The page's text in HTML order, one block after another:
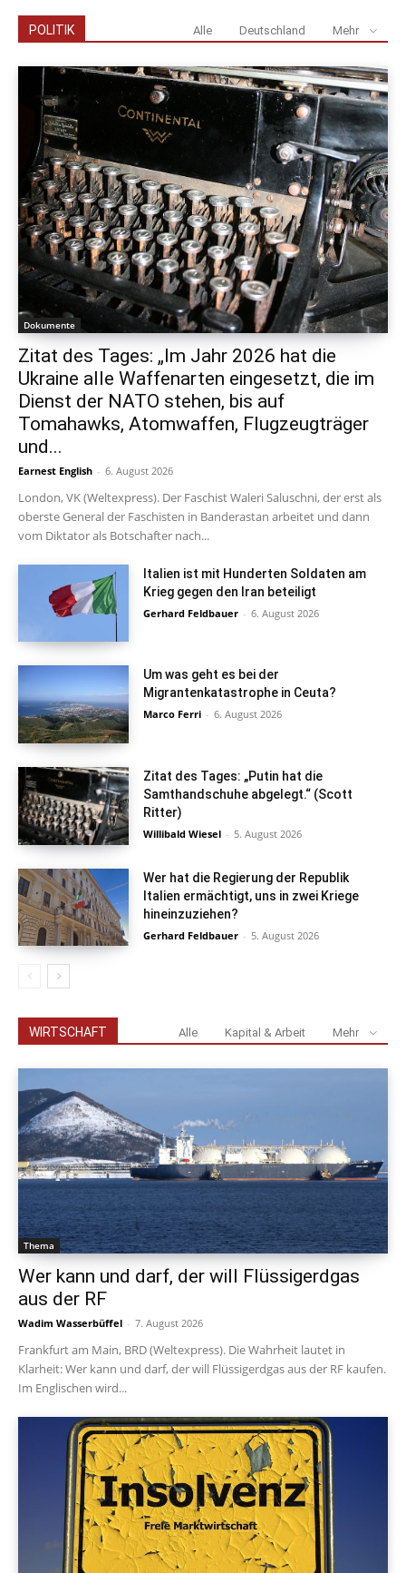
POLITIK Alle Deutschland Mehr
Dokumente
Zitat des Tages: „Im Jahr 2026 hat die
Ukraine alle Waffenarten eingesetzt, die im
Dienst der NATO stehen, bis auf
Tomahawks, Atomwaffen, Flugzeugträger
und...
Earnest English - 6. August 2026
London, VK (Weltexpress). Der Faschist Waleri Saluschni, der erst als
oberste General der Faschisten in Banderastan arbeitet und dann
vom Diktator als Botschafter nach...
Italien ist mit Hunderten Soldaten am
Krieg gegen den Iran beteiligt
Gerhard Feldbauer - 6. August 2026
Um was geht es bei der
Migrantenkatastrophe in Ceuta?
Marco Ferri - 6. August 2026
Zitat des Tages: „Putin hat die
Samthandschuhe abgelegt.“ (Scott
Ritter)
Willibald Wiesel - 5. August 2026
Wer hat die Regierung der Republik
Italien ermächtigt, uns in zwei Kriege
hineinzuziehen?
Gerhard Feldbauer - 5. August 2026
WIRTSCHAFT Alle Kapital & Arbeit Mehr
Thema
Wer kann und darf, der will Flüssigerdgas
aus der RF
Wadim Wasserbüffel - 7. August 2026
Frankfurt am Main, BRD (Weltexpress). Die Wahrheit lautet in
Klarheit: Wer kann und darf, der will Flüssigerdgas aus der RF kaufen.
Im Englischen wird...